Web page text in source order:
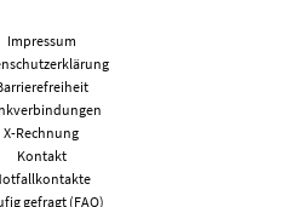
Impressum
X-Rechnung
Kontakt
gefragt (FAQ)